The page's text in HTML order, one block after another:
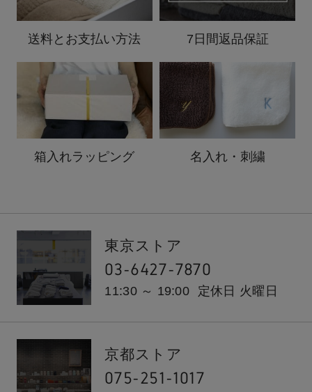
送料と お支払い方法 7日間返品保証
箱入れラッピング 名入れ・刺繍
東京ストア
03-6427-7870
11:30 ～ 19:00 定休日 火曜日
京都ストア
075-251-1017